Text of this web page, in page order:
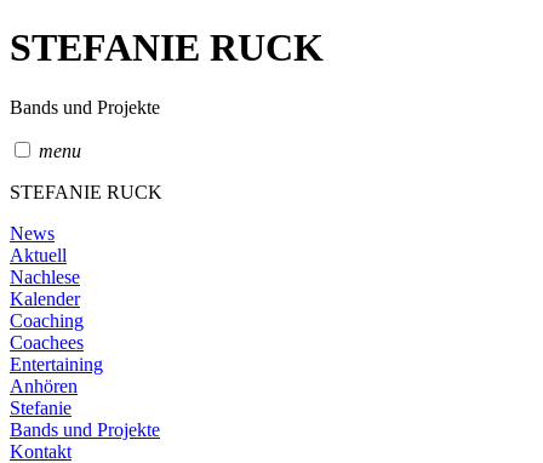
STEFANIE RUCK
Bands und Projekte
menu
STEFANIE RUCK
News
Aktuell
Nachlese
Kalender
Coaching
Coachees
Entertaining
Anhören
Stefanie
Bands und Projekte
Kontakt